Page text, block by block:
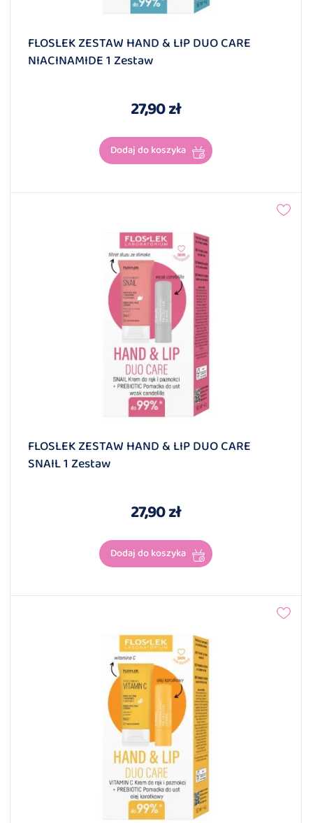
FLOSLEK ZESTAW HAND & LIP DUO CARE
NIACINAMIDE 1 Zestaw
27,90 zł
Dodaj do koszyka
FLOSLEK ZESTAW HAND & LIP DUO CARE
SNAIL 1 Zestaw
27,90 zł
Dodaj do koszyka